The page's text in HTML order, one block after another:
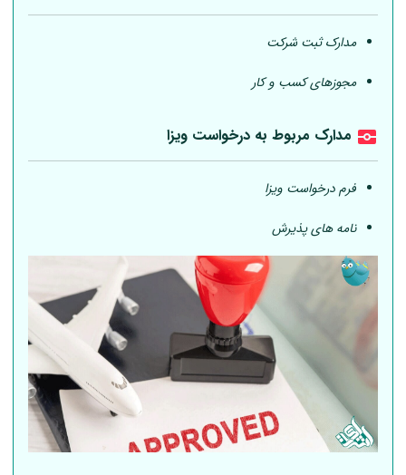
مدارک ثبت شرکت
مجوزهای کسب و کار
مدارک مربوط به درخواست ویزا
فرم درخواست ویزا
نامه های پذیرش